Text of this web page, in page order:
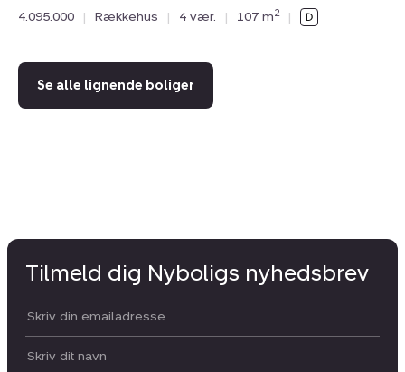
4.095.000
| Rækkehus | 4 vær. | 107 m2 |
Se alle lignende boliger
Tilmeld dig Nyboligs nyhedsbrev
Din email:
Dit navn: